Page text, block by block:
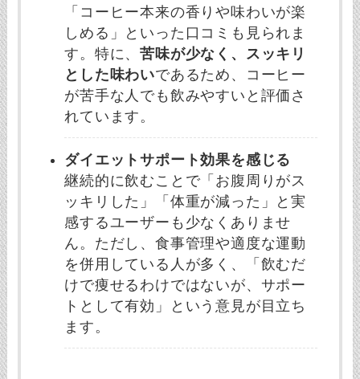
「コーヒー本来の香りや味わいが楽
しめる」といった口コミも見られま
す。特に、苦味が少なく、スッキリ
とした味わいであるため、コーヒー
が苦手な人でも飲みやすいと評価さ
れています。
ダイエットサポート効果を感じる
継続的に飲むことで「お腹周りがス
ッキリした」「体重が減った」と実
感するユーザーも少なくありませ
ん。ただし、食事管理や適度な運動
を併用している人が多く、「飲むだ
けで痩せるわけではないが、サポー
トとして有効」という意見が目立ち
ます。